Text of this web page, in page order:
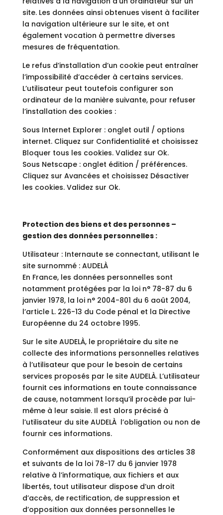
site. Les données ainsi obtenues visent à faciliter
la navigation ultérieure sur le site, et ont
également vocation à permettre diverses
mesures de fréquentation.
Le refus d’installation d’un cookie peut entraîner
l’impossibilité d’accéder à certains services.
L’utilisateur peut toutefois configurer son
ordinateur de la manière suivante, pour refuser
l’installation des cookies :
Sous Internet Explorer : onglet outil / options
internet. Cliquez sur Confidentialité et choisissez
Bloquer tous les cookies. Validez sur Ok.
Sous Netscape : onglet édition / préférences.
Cliquez sur Avancées et choisissez Désactiver
les cookies. Validez sur Ok.
Protection des biens et des personnes –
gestion des données personnelles :
Utilisateur : Internaute se connectant, utilisant le
site surnommé : AUDELÀ
En France, les données personnelles sont
notamment protégées par la loi n° 78-87 du 6
janvier 1978, la loi n° 2004-801 du 6 août 2004,
l’article L. 226-13 du Code pénal et la Directive
Européenne du 24 octobre 1995.
Sur le site AUDELÀ, le propriétaire du site ne
collecte des informations personnelles relatives
à l’utilisateur que pour le besoin de certains
services proposés par le site AUDELÀ. L’utilisateur
fournit ces informations en toute connaissance
de cause, notamment lorsqu’il procède par lui-
même à leur saisie. Il est alors précisé à
l’utilisateur du site AUDELÀ l’obligation ou non de
fournir ces informations.
Conformément aux dispositions des articles 38
et suivants de la loi 78-17 du 6 janvier 1978
relative à l’informatique, aux fichiers et aux
libertés, tout utilisateur dispose d’un droit
d’accès, de rectification, de suppression et
d’opposition aux données personnelles le